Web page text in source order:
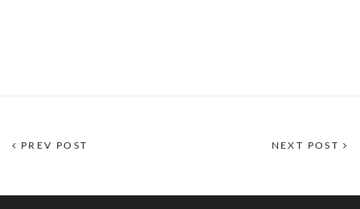
PREV POST NEXT POST